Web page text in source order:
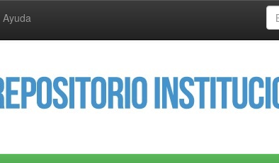
Ayuda